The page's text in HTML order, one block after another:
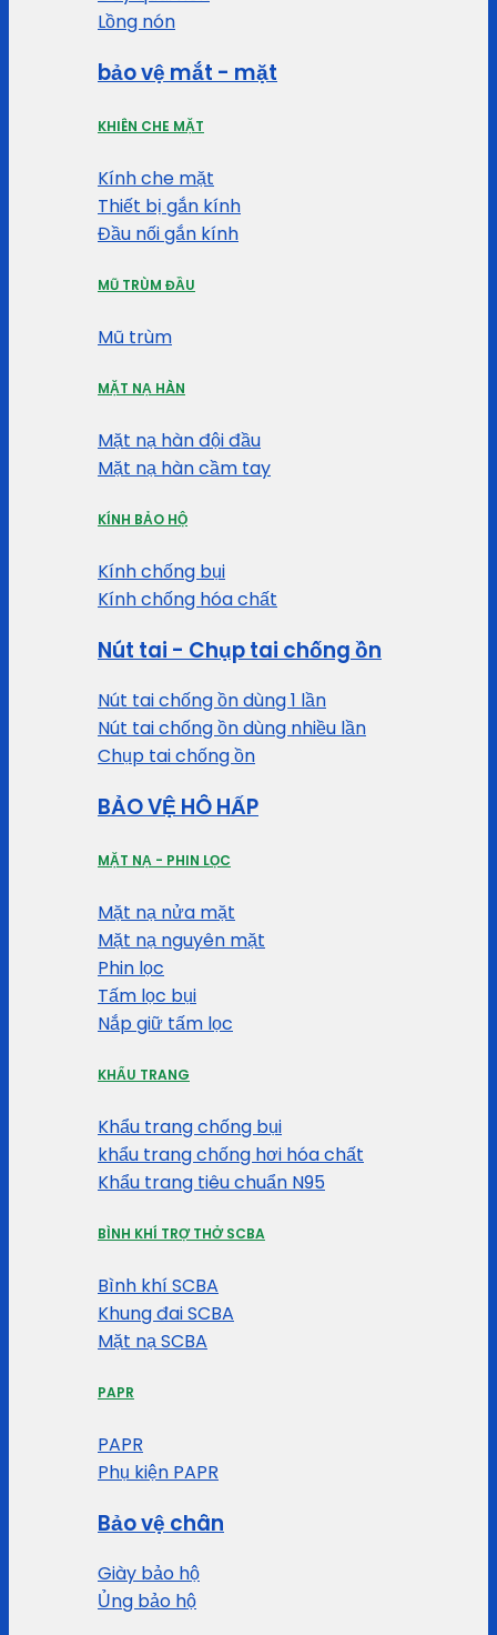
Lồng nón
bảo vệ mắt - mặt
KHIÊN CHE MẶT
Kính che mặt
Thiết bị gắn kính
Đầu nối gắn kính
MŨ TRÙM ĐẦU
Mũ trùm
MẶT NẠ HÀN
Mặt nạ hàn đội đầu
Mặt nạ hàn cầm tay
KÍNH BẢO HỘ
Kính chống bụi
Kính chống hóa chất
Nút tai - Chụp tai chống ồn
Nút tai chống ồn dùng 1 lần
Nút tai chống ồn dùng nhiều lần
Chụp tai chống ồn
BẢO VỆ HÔ HẤP
MẶT NẠ - PHIN LỌC
Mặt nạ nửa mặt
Mặt nạ nguyên mặt
Phin lọc
Tấm lọc bụi
Nắp giữ tấm lọc
KHẨU TRANG
Khẩu trang chống bụi
khẩu trang chống hơi hóa chất
Khẩu trang tiêu chuẩn N95
BÌNH KHÍ TRỢ THỞ SCBA
Bình khí SCBA
Khung đai SCBA
Mặt nạ SCBA
PAPR
PAPR
Phụ kiện PAPR
Bảo vệ chân
Giày bảo hộ
Ủng bảo hộ